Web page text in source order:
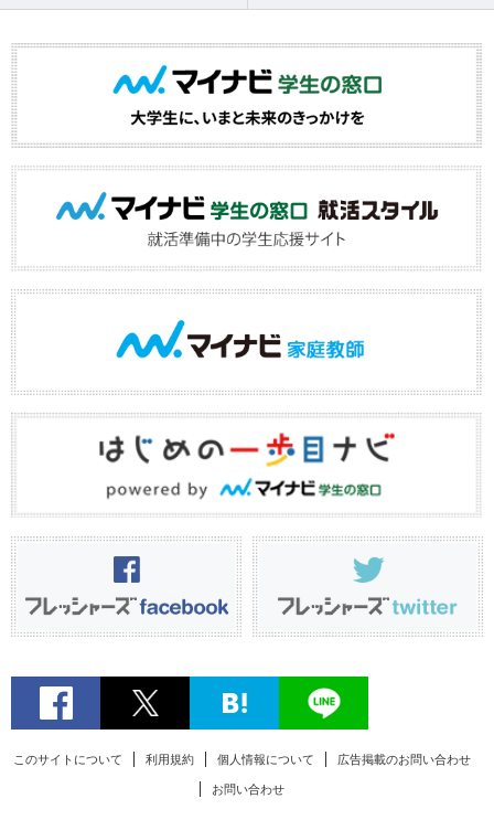
このサイトについて 利用規約 個人情報について 広告掲載のお問い合わせ
お問い合わせ